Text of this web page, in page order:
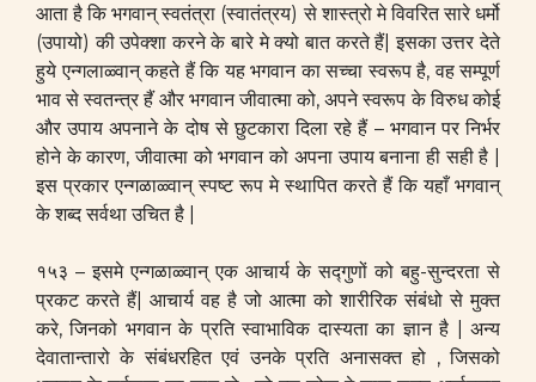
आता है कि भगवान् स्वतंत्रा (स्वातंत्रय) से शास्त्रो मे विवरित सारे धर्मो
(उपायो) की उपेक्शा करने के बारे मे क्यो बात करते हैं| इसका उत्तर देते
हुये एन्गलाळ्वान् कहते हैं कि यह भगवान का सच्चा स्वरूप है, वह सम्पूर्ण
भाव से स्वतन्त्र हैं और भगवान जीवात्मा को, अपने स्वरूप के विरुध कोई
और उपाय अपनाने के दोष से छुटकारा दिला रहे हैं – भगवान पर निर्भर
होने के कारण, जीवात्मा को भगवान को अपना उपाय बनाना ही सही है |
इस प्रकार एन्गळाळ्वान् स्पष्ट रूप मे स्थापित करते हैं कि यहाँ भगवान्
के शब्द सर्वथा उचित है |
१५३ – इसमे एन्गळाळ्वान् एक आचार्य के सद्गुणों को बहु-सुन्दरता से
प्रकट करते हैं| आचार्य वह है जो आत्मा को शारीरिक संबंधो से मुक्त
करे, जिनको भगवान के प्रति स्वाभाविक दास्यता का ज्ञान है | अन्य
देवातान्तारो के संबंधरहित एवं उनके प्रति अनासक्त हो , जिसको